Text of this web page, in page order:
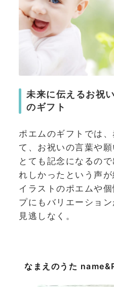
未来に伝えるお祝
のギフト
ポエムのギフトでは
て、お祝いの言葉や願
とても記念になるの
れしかったという声
イラストのポエムや
プにもバリエーショ
見逃しなく。
なまえのうた